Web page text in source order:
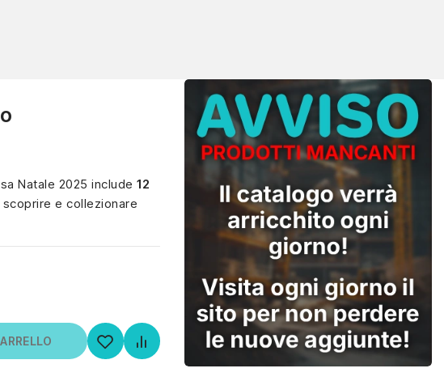
Natale 2025 include 12
e collezionare